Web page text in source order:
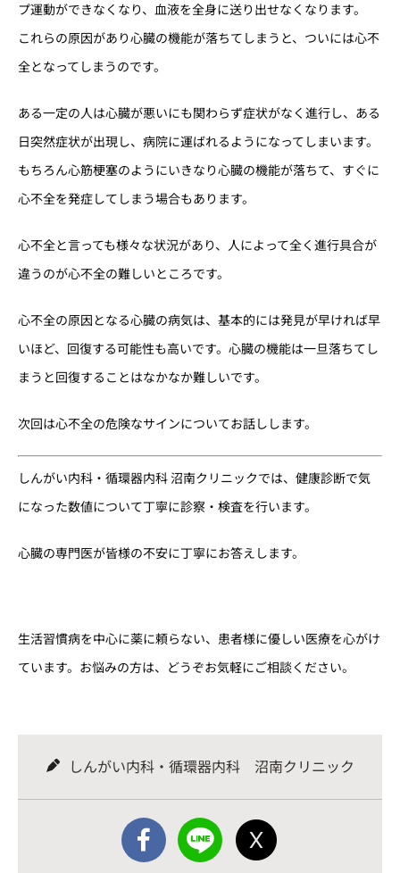
プ運動ができなくなり、血液を全身に送り出せなくなります。
これらの原因があり心臓の機能が落ちてしまうと、ついには心不
全となってしまうのです。
ある一定の人は心臓が悪いにも関わらず症状がなく進行し、ある
日突然症状が出現し、病院に運ばれるようになってしまいます。
もちろん心筋梗塞のようにいきなり心臓の機能が落ちて、すぐに
心不全を発症してしまう場合もあります。
心不全と言っても様々な状況があり、人によって全く進行具合が
違うのが心不全の難しいところです。
心不全の原因となる心臓の病気は、基本的には発見が早ければ早
いほど、回復する可能性も高いです。心臓の機能は一旦落ちてし
まうと回復することはなかなか難しいです。
次回は心不全の危険なサインについてお話しします。
しんがい内科・循環器内科 沼南クリニックでは、健康診断で気
になった数値について丁寧に診察・検査を行います。
心臓の専門医が皆様の不安に丁寧にお答えします。
生活習慣病を中心に薬に頼らない、患者様に優しい医療を心がけ
ています。お悩みの方は、どうぞお気軽にご相談ください。
しんがい内科・循環器内科 沼南クリニック